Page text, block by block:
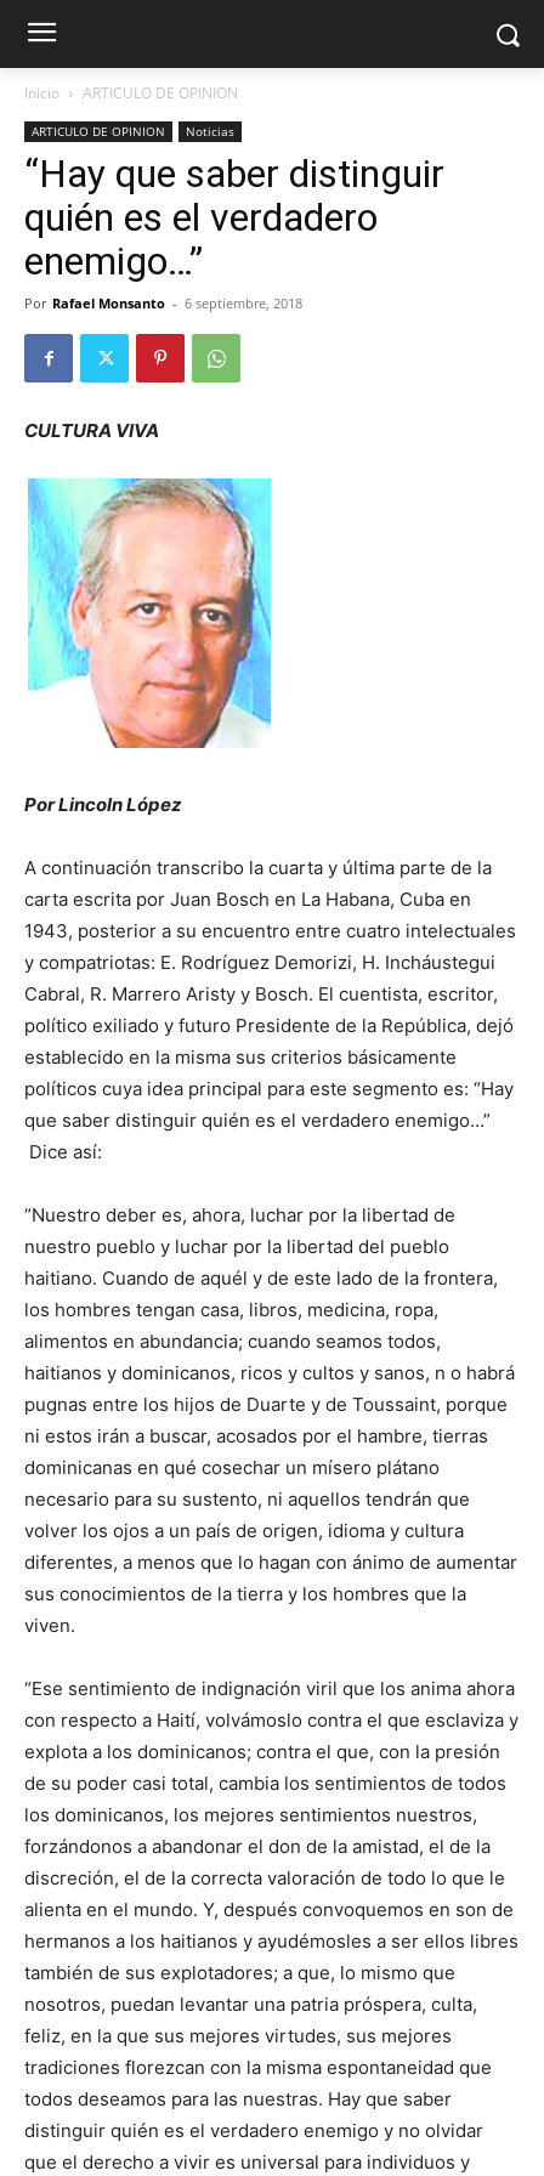
Inicio ARTICULO DE OPINION
ARTICULO DE OPINION Noticias
“Hay que saber distinguir
quién es el verdadero
enemigo…”
Por Rafael Monsanto - 6 septiembre, 2018
CULTURA VIVA
Por Lincoln López
A continuación transcribo la cuarta y última parte de la
carta escrita por Juan Bosch en La Habana, Cuba en
1943, posterior a su encuentro entre cuatro intelectuales
y compatriotas: E. Rodríguez Demorizi, H. Incháustegui
Cabral, R. Marrero Aristy y Bosch. El cuentista, escritor,
político exiliado y futuro Presidente de la República, dejó
establecido en la misma sus criterios básicamente
políticos cuya idea principal para este segmento es: “Hay
que saber distinguir quién es el verdadero enemigo…”
Dice así:
“Nuestro deber es, ahora, luchar por la libertad de
nuestro pueblo y luchar por la libertad del pueblo
haitiano. Cuando de aquél y de este lado de la frontera,
los hombres tengan casa, libros, medicina, ropa,
alimentos en abundancia; cuando seamos todos,
haitianos y dominicanos, ricos y cultos y sanos, n o habrá
pugnas entre los hijos de Duarte y de Toussaint, porque
ni estos irán a buscar, acosados por el hambre, tierras
dominicanas en qué cosechar un mísero plátano
necesario para su sustento, ni aquellos tendrán que
volver los ojos a un país de origen, idioma y cultura
diferentes, a menos que lo hagan con ánimo de aumentar
sus conocimientos de la tierra y los hombres que la
viven.
“Ese sentimiento de indignación viril que los anima ahora
con respecto a Haití, volvámoslo contra el que esclaviza y
explota a los dominicanos; contra el que, con la presión
de su poder casi total, cambia los sentimientos de todos
los dominicanos, los mejores sentimientos nuestros,
forzándonos a abandonar el don de la amistad, el de la
discreción, el de la correcta valoración de todo lo que le
alienta en el mundo. Y, después convoquemos en son de
hermanos a los haitianos y ayudémosles a ser ellos libres
también de sus explotadores; a que, lo mismo que
nosotros, puedan levantar una patria próspera, culta,
feliz, en la que sus mejores virtudes, sus mejores
tradiciones florezcan con la misma espontaneidad que
todos deseamos para las nuestras. Hay que saber
distinguir quién es el verdadero enemigo y no olvidar
que el derecho a vivir es universal para individuos y